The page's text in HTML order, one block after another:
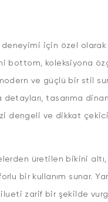
deneyimi için özel
bottom, koleksiyona
ve güçlü bir stil
detayları, tasarıma
dengeli ve dikkat
üretilen bikini altı,
bir kullanım sunar.
zarif bir şekilde